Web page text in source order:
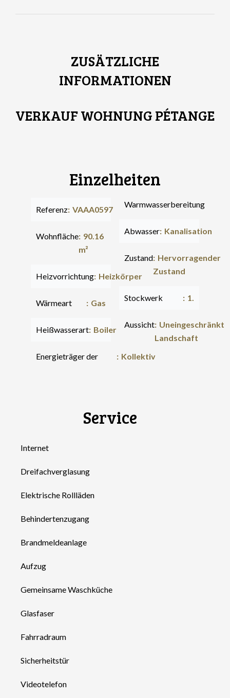
ZUSÄTZLICHE
INFORMATIONEN
VERKAUF WOHNUNG PÉTANGE
Einzelheiten
Referenz VAAA0597
Wohnfläche 90.16
m²
Heizvorrichtung Heizkörper
Wärmeart Gas
Heißwasserart Boiler
Energieträger der
Warmwasserbereitung
Kollektiv
Abwasser Kanalisation
Zustand Hervorragender
Zustand
Stockwerk 1.
Aussicht Uneingeschränkt
Landschaft
Service
Internet
Dreifachverglasung
Elektrische Rollläden
Behindertenzugang
Brandmeldeanlage
Aufzug
Gemeinsame Waschküche
Glasfaser
Fahrradraum
Sicherheitstür
Videotelefon